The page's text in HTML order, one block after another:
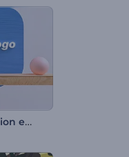
Animation de Logo Réaction en Chaîne